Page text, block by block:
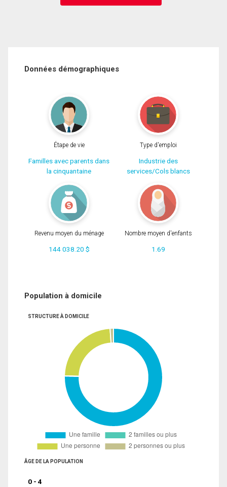
Données démographiques
Étape de vie
Familles avec parents dans
la cinquantaine
Type d'emploi
Industrie des
services/Cols blancs
Revenu moyen du ménage
144 038.20 $
Nombre moyen d'enfants
1.69
Population à domicile
STRUCTURE À DOMICILE
ÂGE DE LA POPULATION
0 - 4